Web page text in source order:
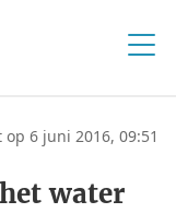
op 6 juni 2016, 09:51
water